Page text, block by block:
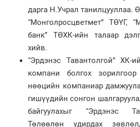
дарга Н.Учрал танилцууллаа.
“Монголросцветмет” ТӨҮГ,
банк” ТӨХК-ийн талаар
хийв.
“Эрдэнэс Тавантолгой” ХК-
компани болгох
нөөцийн компаниар
гишүүдийн сонгон
байгуулахыг “Эрдэнэс
Төлөөлөн удирдах